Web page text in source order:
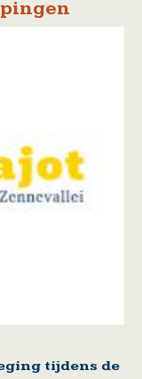
tijdens de